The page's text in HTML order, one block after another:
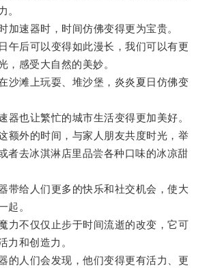
。
速器时，时间仿佛变得更为宝贵。
后可以变得如此漫长，我们可以有更
，感受大自然的美妙。
滩上玩耍、堆沙堡，炎炎夏日仿佛变
也让繁忙的城市生活变得更加美好。
外的时间，与家人朋友共度时光，举
者去冰淇淋店里品尝各种口味的冰凉甜
给人们更多的快乐和社交机会，使大
起。
不仅仅止步于时间流逝的改变，它可
力和创造力。
人们会发现，他们变得更有活力、更